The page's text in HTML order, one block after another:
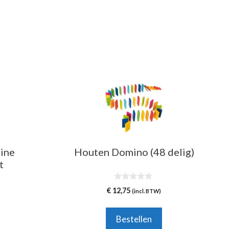
Houten Domino (48 delig)
0
v
n
5
€ 12,75 (incl. BTW)
Bestellen